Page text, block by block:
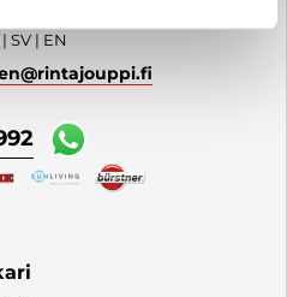
SV | EN
@rintajouppi.fi